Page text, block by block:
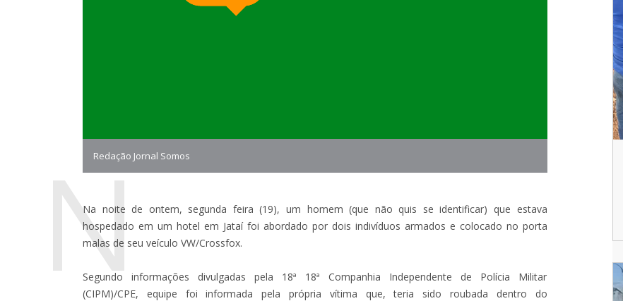
Redação Jornal Somos
N
Na noite de ontem, segunda feira (19), um homem (que não quis se identificar) que estava
hospedado em um hotel em Jataí foi abordado por dois indivíduos armados e colocado no porta
malas de seu veículo VW/Crossfox.
Segundo informações divulgadas pela 18ª 18ª Companhia Independente de Polícia Militar
(CIPM)/CPE, equipe foi informada pela própria vítima que, teria sido roubada dentro do